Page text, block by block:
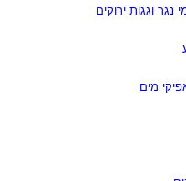
וגגות ירוקים
מים